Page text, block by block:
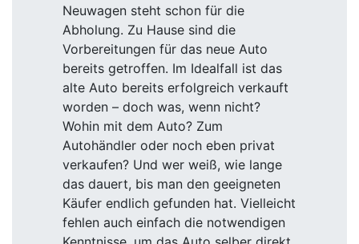
Neuwagen steht schon für die
Abholung. Zu Hause sind die
Vorbereitungen für das neue Auto
bereits getroffen. Im Idealfall ist das
alte Auto bereits erfolgreich verkauft
worden – doch was, wenn nicht?
Wohin mit dem Auto? Zum
Autohändler oder noch eben privat
verkaufen? Und wer weiß, wie lange
das dauert, bis man den geeigneten
Käufer endlich gefunden hat. Vielleicht
fehlen auch einfach die notwendigen